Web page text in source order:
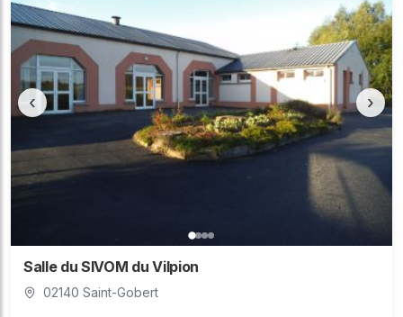
‹ ›
Salle du SIVOM du Vilpion
02140 Saint-Gobert